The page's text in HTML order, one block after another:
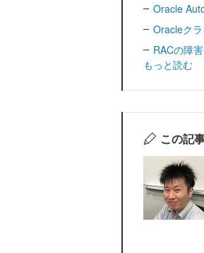
Oracle
Oracleク
RACの障
もっと読む
この記